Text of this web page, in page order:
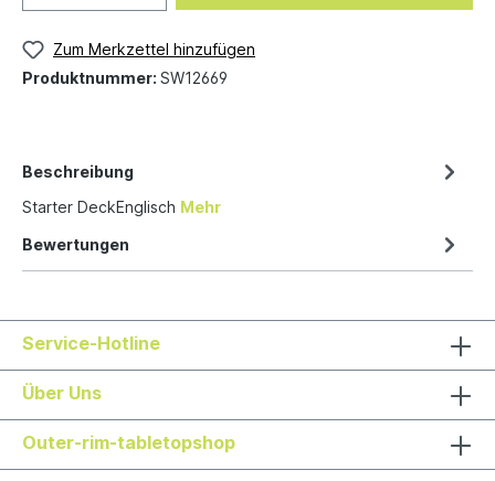
Zum Merkzettel hinzufügen
Produktnummer: SW12669
Beschreibung
Starter DeckEnglisch Mehr
Bewertungen
Service-Hotline
Über Uns
Outer-rim-tabletopshop